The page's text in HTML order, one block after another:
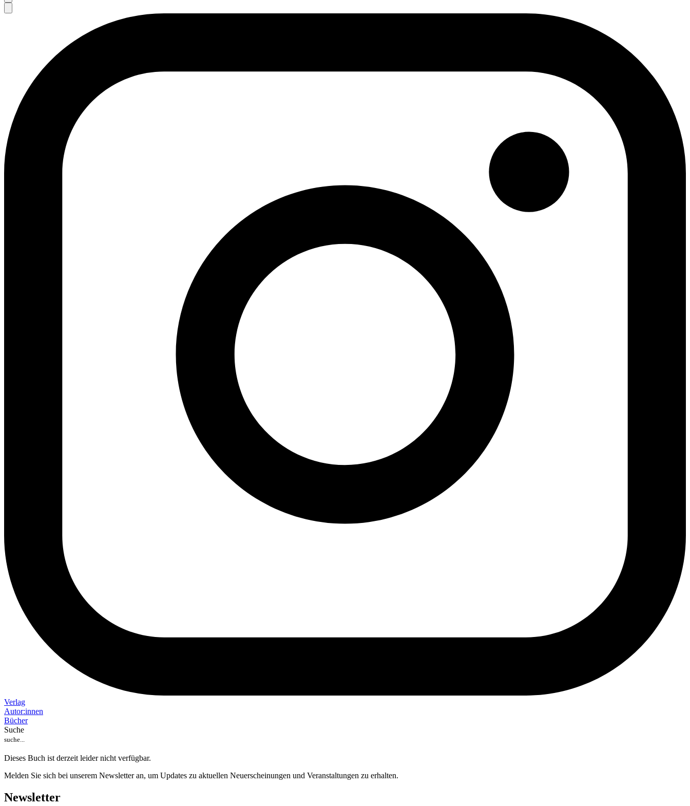
Verlag
Autor:innen
Bücher
Suche
Dieses Buch ist derzeit leider nicht verfügbar.
Melden Sie sich bei unserem Newsletter an, um Updates zu aktuellen Neuerscheinungen und Veranstaltungen zu erhalten.
Newsletter